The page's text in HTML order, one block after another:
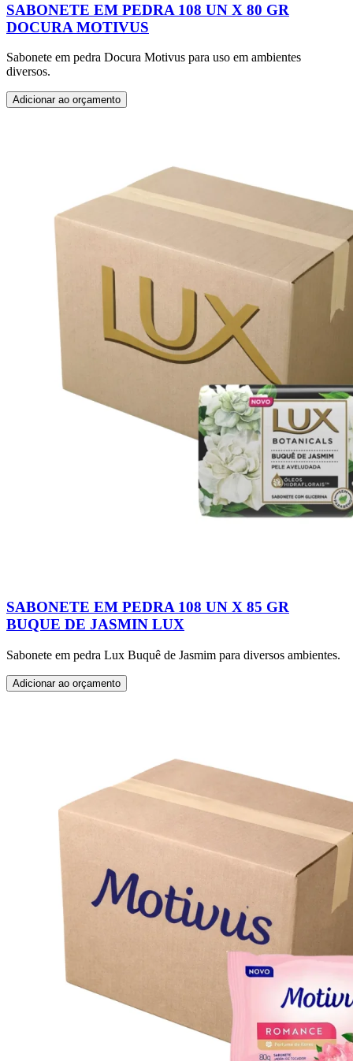
SABONETE EM PEDRA 108 UN X 80 GR
DOCURA MOTIVUS
Sabonete em pedra Docura Motivus para uso em ambientes
diversos.
Adicionar ao orçamento
SABONETE EM PEDRA 108 UN X 85 GR
BUQUE DE JASMIN LUX
Sabonete em pedra Lux Buquê de Jasmim para diversos ambientes.
Adicionar ao orçamento